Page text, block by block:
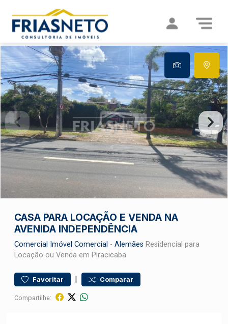
CASA PARA LOCAÇÃO E VENDA NA
AVENIDA INDEPENDÊNCIA
Comercial Imóvel Comercial - Alemães Residencial para
Locação ou Venda em Piracicaba
Favoritar | Comparar
Compartilhe: